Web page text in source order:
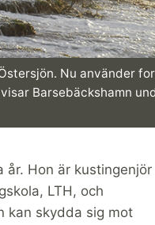
Nu använder
Barsebäckshamn
år. Hon är kustingenjör
LTH, och
kan skydda sig mot